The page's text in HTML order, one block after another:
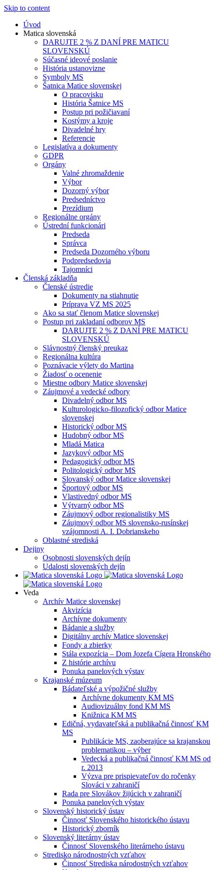
Skip to content
Úvod
Matica slovenská
DARUJTE 2 % Z DANÍ PRE MATICU
SLOVENSKÚ
Súčasné ideové poslanie
História ustanovizne
Symboly MS
Šatnica Matice slovenskej
O pracovisku
História Šatnice MS
Postup pri požičiavaní
Kostýmy a kroje
Divadelné hry
Referencie
Legislatíva a dokumenty
GDPR
Orgány
Valné zhromaždenie
Výbor
Dozorný výbor
Predsedníctvo
Prezídium
Regionálne orgány
Ústrední funkcionári
Predseda
Správca
Predseda Dozorného výboru
Podpredsedovia
Tajomníci
Členská základňa
Členské ústredie
Dokumenty na stiahnutie
Príprava VZ MS 2025
Ako sa stať členom Matice slovenskej
Postup pri zakladaní odborov MS
DARUJTE 2 % Z DANÍ PRE MATICU
SLOVENSKÚ
Slávnostný členský preukaz
Regionálna kultúra
Poznávacie výlety do Martina
Žiadosť o ocenenie
Miestne odbory Matice slovenskej
Záujmové a vedecké odbory
Divadelný odbor MS
Kulturologicko-filozofický odbor Matice
slovenskej
Historický odbor MS
Hudobný odbor MS
Mladá Matica
Jazykový odbor MS
Pedagogický odbor MS
Politologický odbor MS
Slovanský odbor Matice slovenskej
Športový odbor MS
Vlastivedný odbor MS
Výtvarný odbor MS
Záujmový odbor regionalistiky MS
Záujmový odbor MS slovensko-rusínskej
vzájomnosti A. I. Dobrianskeho
Oblastné strediská
Dejiny
Osobnosti slovenských dejín
Udalosti slovenských dejín
Veda
Archív Matice slovenskej
Akvizícia
Archívne dokumenty
Bádanie a služby
Digitálny archív Matice slovenskej
Fondy a zbierky
Stála expozícia – Dom Jozefa Cígera Hronského
Z histórie archívu
Ponuka panelových výstav
Krajanské múzeum
Bádateľské a výpožičné služby
Archívne dokumenty KM MS
Audiovizuálny fond KM MS
Knižnica KM MS
Edičná, vydavateľská a publikačná činnosť KM
MS
Publikácie MS, zaoberajúce sa krajanskou
problematikou – výber
Vedecká a publikačná činnosť KM MS od
r. 2013
Výzva pre prispievateľov do ročenky
Slováci v zahraničí
Rada pre Slovákov žijúcich v zahraničí
Ponuka panelových výstav
Slovenský historický ústav
Činnosť Slovenského historického ústavu
Historický zborník
Slovenský literárny ústav
Činnosť Slovenského literárneho ústavu
Stredisko národnostných vzťahov
Činnosť Strediska národostných vzťahov